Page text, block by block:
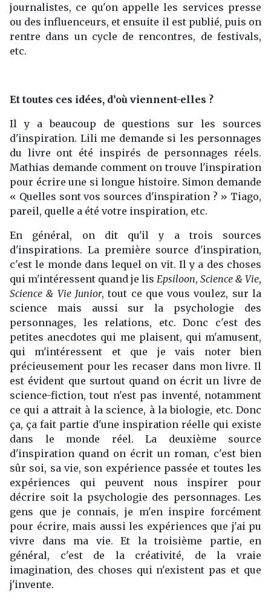
journalistes, ce qu'on appelle les services presse
ou des influenceurs, et ensuite il est publié, puis on
rentre dans un cycle de rencontres, de festivals,
etc.
Et toutes ces idées, d’où viennent-elles ?
Il y a beaucoup de questions sur les sources
d'inspiration. Lili me demande si les personnages
du livre ont été inspirés de personnages réels.
Mathias demande comment on trouve l'inspiration
pour écrire une si longue histoire. Simon demande
« Quelles sont vos sources d'inspiration ? » Tiago,
pareil, quelle a été votre inspiration, etc.
En général, on dit qu'il y a trois sources
d'inspirations. La première source d'inspiration,
c'est le monde dans lequel on vit. Il y a des choses
qui m'intéressent quand je lis Epsiloon, Science & Vie,
Science & Vie Junior, tout ce que vous voulez, sur la
science mais aussi sur la psychologie des
personnages, les relations, etc. Donc c'est des
petites anecdotes qui me plaisent, qui m'amusent,
qui m'intéressent et que je vais noter bien
précieusement pour les recaser dans mon livre. Il
est évident que surtout quand on écrit un livre de
science-fiction, tout n'est pas inventé, notamment
ce qui a attrait à la science, à la biologie, etc. Donc
ça, ça fait partie d'une inspiration réelle qui existe
dans le monde réel. La deuxième source
d'inspiration quand on écrit un roman, c'est bien
sûr soi, sa vie, son expérience passée et toutes les
expériences qui peuvent nous inspirer pour
décrire soit la psychologie des personnages. Les
gens que je connais, je m'en inspire forcément
pour écrire, mais aussi les expériences que j'ai pu
vivre dans ma vie. Et la troisième partie, en
général, c'est de la créativité, de la vraie
imagination, des choses qui n'existent pas et que
j'invente.